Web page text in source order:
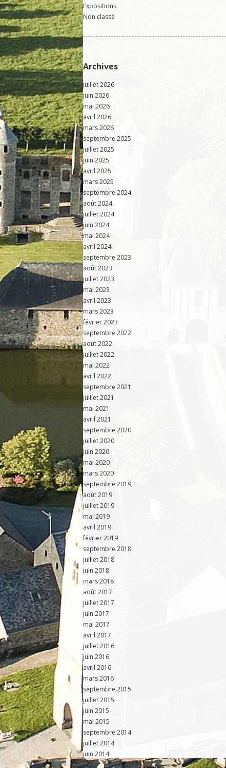
Expositions
Non classé
Archives
juillet 2026
juin 2026
mai 2026
avril 2026
mars 2026
septembre 2025
juillet 2025
juin 2025
avril 2025
mars 2025
septembre 2024
août 2024
juillet 2024
juin 2024
mai 2024
avril 2024
septembre 2023
août 2023
juillet 2023
mai 2023
avril 2023
mars 2023
février 2023
septembre 2022
août 2022
juillet 2022
mai 2022
avril 2022
septembre 2021
juillet 2021
mai 2021
avril 2021
septembre 2020
juillet 2020
juin 2020
mai 2020
mars 2020
septembre 2019
août 2019
juillet 2019
mai 2019
avril 2019
février 2019
septembre 2018
juillet 2018
juin 2018
mars 2018
août 2017
juillet 2017
juin 2017
mai 2017
avril 2017
juillet 2016
juin 2016
avril 2016
mars 2016
septembre 2015
juillet 2015
juin 2015
mai 2015
septembre 2014
juillet 2014
juin 2014